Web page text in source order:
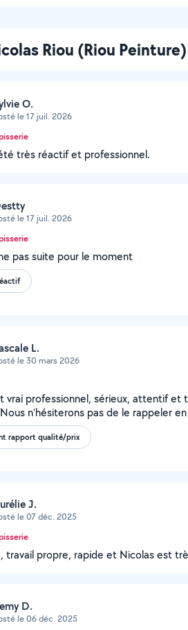
Riou (Riou Peinture)
O.
le 17 juil. 2026
très réactif et professionnel.
le 17 juil. 2026
pas suite pour le moment
L.
le 30 mars 2026
vrai professionnel, sérieux, attentif et
n'hésiterons pas de le rappeler
rapport qualité/prix
J.
le 07 déc. 2025
travail propre, rapide et Nicolas est
D.
le 06 déc. 2025